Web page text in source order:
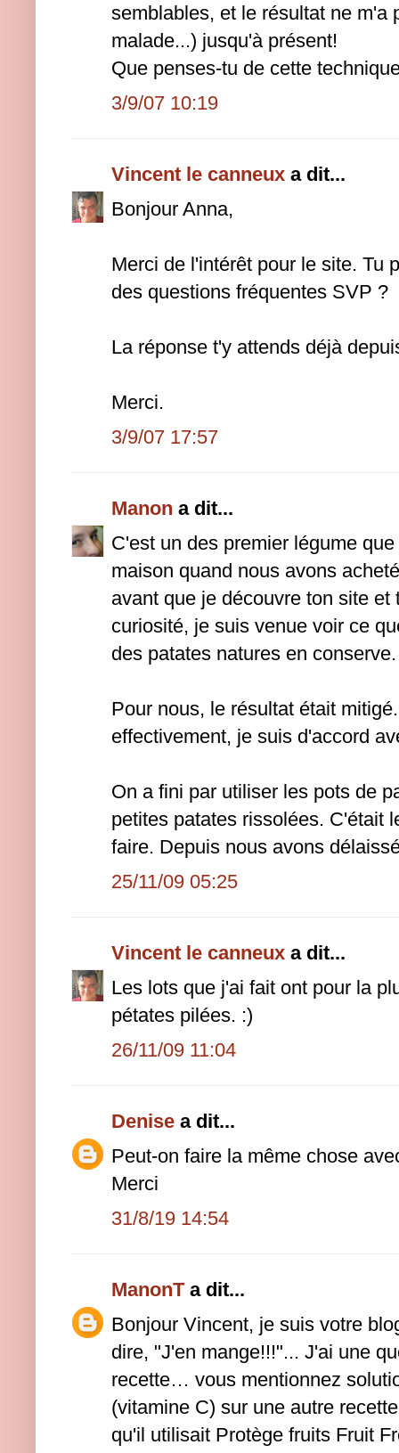
semblables, et le résultat ne m'a
malade...) jusqu'à présent!
Que penses-tu de cette
3/9/07 10:19
Vincent le canneux a dit...
Bonjour Anna,
Merci de l'intérêt pour le site. Tu
des questions fréquentes SVP ?
La réponse t'y attends déjà
Merci.
3/9/07 17:57
Manon a dit...
C'est un des premier légume
maison quand nous avons
avant que je découvre ton site et
curiosité, je suis venue voir ce
des patates natures en conserve.
Pour nous, le résultat était
effectivement, je suis d'accord
On a fini par utiliser les pots de
petites patates rissolées. C'était
faire. Depuis nous avons
25/11/09 05:25
Vincent le canneux a dit...
Les lots que j'ai fait ont pour la
pétates pilées. :)
26/11/09 11:04
Denise a dit...
Peut-on faire la même chose
Merci
31/8/19 14:54
ManonTa dit...
Bonjour Vincent, je suis votre
dire, "J'en mange!!!"... J'ai une
recette… vous mentionnez
(vitamine C) sur une autre
qu'il utilisait Protège fruits Fruit